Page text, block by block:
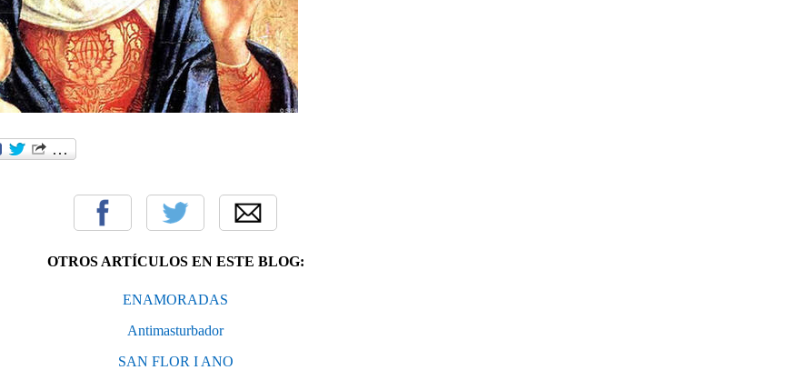
OTROS ARTÍCULOS EN ESTE BLOG:
ENAMORADAS
Antimasturbador
SAN FLOR I ANO